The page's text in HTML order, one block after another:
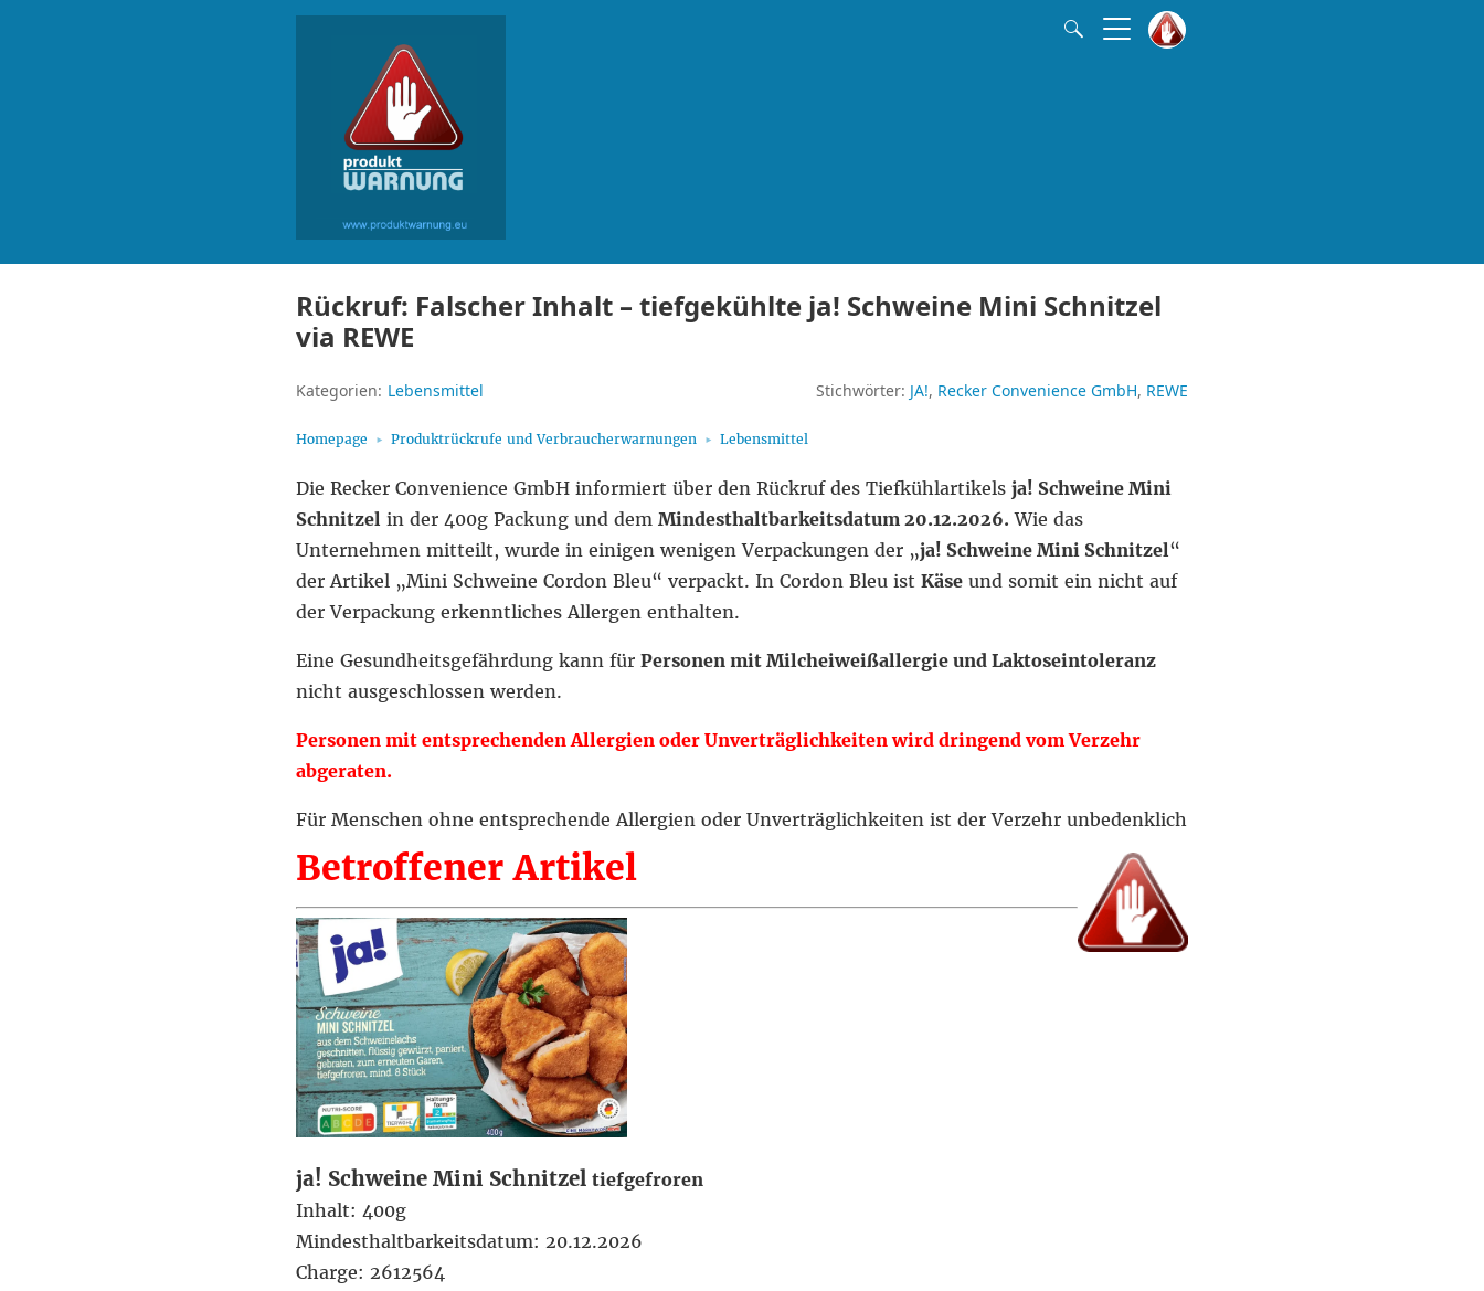
Rückruf: Falscher Inhalt – tiefgekühlte ja! Schweine Mini Schnitzel
via REWE
Kategorien: Lebensmittel Stichwörter: JA! Recker Convenience GmbH REWE
Homepage Produktrückrufe und Verbraucherwarnungen Lebensmittel
Die Recker Convenience GmbH informiert über den Rückruf des Tiefkühlartikels ja! Schweine Mini
Schnitzel in der 400g Packung und dem Mindesthaltbarkeitsdatum 20.12.2026. Wie das
Unternehmen mitteilt, wurde in einigen wenigen Verpackungen der „ja! Schweine Mini Schnitzel“
der Artikel „Mini Schweine Cordon Bleu“ verpackt. In Cordon Bleu ist Käse und somit ein nicht auf
der Verpackung erkenntliches Allergen enthalten.
Eine Gesundheitsgefährdung kann für Personen mit Milcheiweißallergie und Laktoseintoleranz
nicht ausgeschlossen werden.
Personen mit entsprechenden Allergien oder Unverträglichkeiten wird dringend vom Verzehr
abgeraten.
Für Menschen ohne entsprechende Allergien oder Unverträglichkeiten ist der Verzehr unbedenklich
Betroffener Artikel
ja! Schweine Mini Schnitzel tiefgefroren
Inhalt: 400g
Mindesthaltbarkeitsdatum: 20.12.2026
Charge: 2612564